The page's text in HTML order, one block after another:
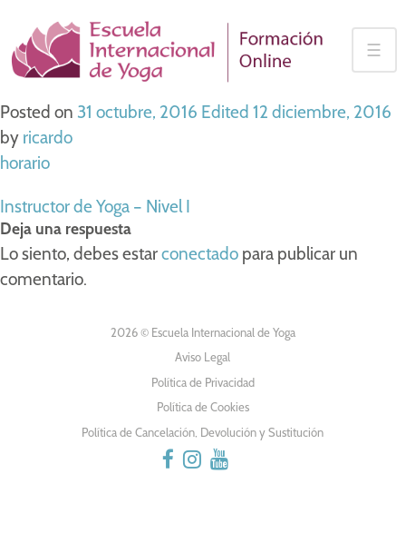
content
☰
Posted on 31 octubre, 2016 Edited 12 diciembre, 2016
by ricardo
horario
NAVEGACIÓN
DE
ENTRADAS
Instructor de Yoga – Nivel I
Deja una respuesta
Lo siento, debes estarconectado para publicar un
comentario.
2026 © Escuela Internacional de Yoga
Aviso Legal
Política de Privacidad
Política de Cookies
Política de Cancelación, Devolución y Sustitución